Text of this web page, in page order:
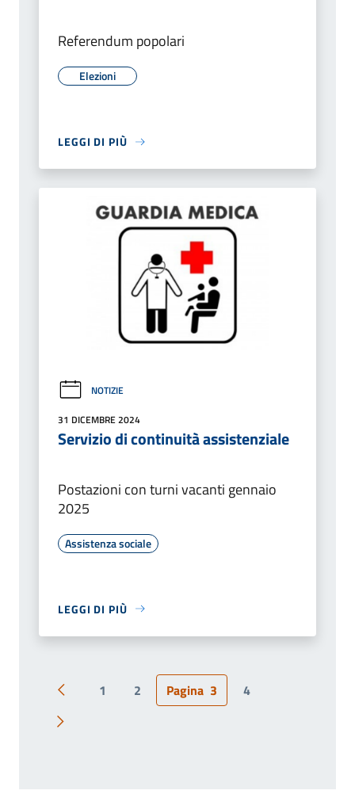
Referendum popolari
Elezioni
LEGGI DI PIÙ
NOTIZIE
31 DICEMBRE 2024
Servizio di continuità assistenziale
Postazioni con turni vacanti gennaio
2025
Assistenza sociale
LEGGI DI PIÙ
Pagina precedente
1 2 Pagina 3 4
Pagina successiva